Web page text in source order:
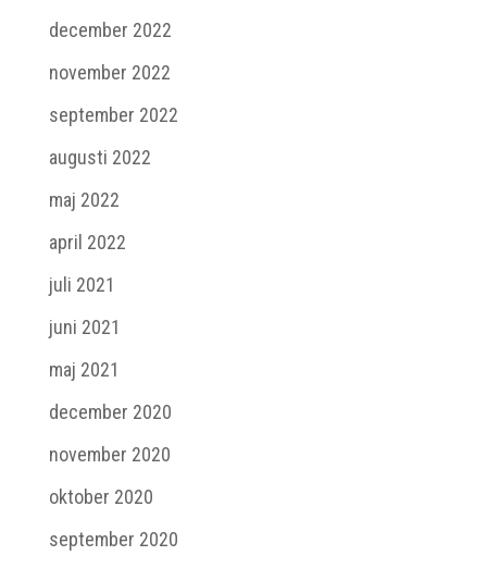
december 2022
november 2022
september 2022
augusti 2022
maj 2022
april 2022
juli 2021
juni 2021
maj 2021
december 2020
november 2020
oktober 2020
september 2020